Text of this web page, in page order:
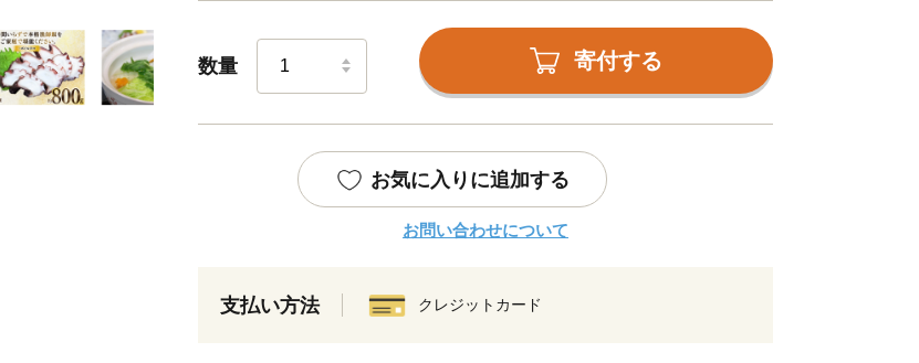
数量 寄付する
お気に入りに追加する
お問い合わせについて
支払い方法 クレジットカード